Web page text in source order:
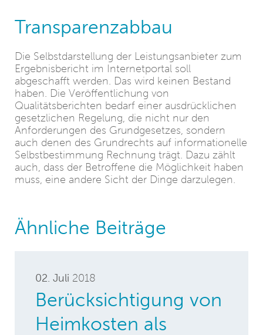
Transparenzabbau
Die Selbstdarstellung der Leistungsanbieter zum
Ergebnisbericht im Internetportal soll
abgeschafft werden. Das wird keinen Bestand
haben. Die Veröffentlichung von
Qualitätsberichten bedarf einer ausdrücklichen
gesetzlichen Regelung, die nicht nur den
Anforderungen des Grundgesetzes, sondern
auch denen des Grundrechts auf informationelle
Selbstbestimmung Rechnung trägt. Dazu zählt
auch, dass der Betroffene die Möglichkeit haben
muss, eine andere Sicht der Dinge darzulegen.
Ähnliche Beiträge
02. Juli 2018
Berücksichtigung von
Heimkosten als